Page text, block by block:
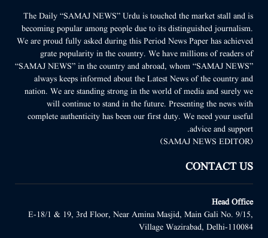
The Daily “SAMAJ NEWS” Urdu is touched the market stall and is
becoming popular among people due to its distinguished journalism.
We are proud fully asked during this Period News Paper has achieved
grate popularity in the country. We have millions of readers of
“SAMAJ NEWS” in the country and abroad, whom “SAMAJ NEWS”
always keeps informed about the Latest News of the country and
nation. We are standing strong in the world of media and surely we
will continue to stand in the future. Presenting the news with
complete authenticity has been our first duty. We need your useful
advice and support.
(SAMAJ NEWS EDITOR)
CONTACT US
Head Office
E-18/1 & 19, 3rd Floor, Near Amina Masjid, Main Gali No. 9/15,
Village Wazirabad, Delhi-110084